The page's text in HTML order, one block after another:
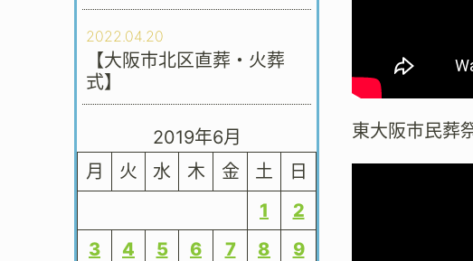
2022.04.20
【大阪市北区直葬・火葬
式】
2019年6月
月
火 水 木 金 土
日
1
2
3
4 5 6 7 8
9
東大阪市民葬